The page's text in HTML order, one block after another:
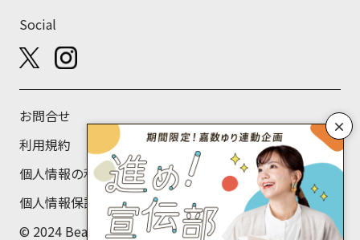
×
Social
お問合せ
利用規約
個人情報の利用目的について
個人情報保護方針
© 2024 Beans Labo Co., Ltd.